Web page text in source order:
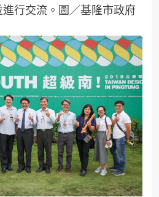
行交流。圖／基隆市政府